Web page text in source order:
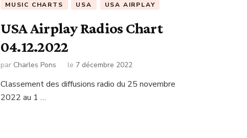
MUSIC CHARTS USA USA AIRPLAY
USA Airplay Radios Chart
04.12.2022
par Charles Pons le 7 décembre 2022
Classement des diffusions radio du 25 novembre
2022 au 1 …